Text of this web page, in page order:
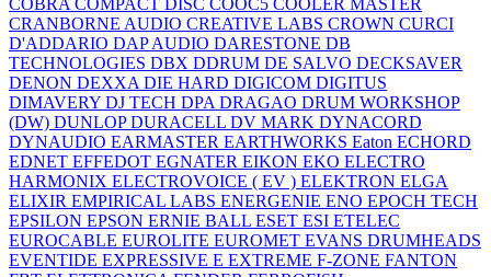
COBRA COMPACT DISC COOC5 COOLER MASTER
CRANBORNE AUDIO CREATIVE LABS CROWN CURCI
D'ADDARIO DAP AUDIO DARESTONE DB
TECHNOLOGIES DBX DDRUM DE SALVO DECKSAVER
DENON DEXXA DIE HARD DIGICOM DIGITUS
DIMAVERY DJ TECH DPA DRAGAO DRUM WORKSHOP
(DW) DUNLOPDURACELL DV MARK DYNACORD
DYNAUDIO EARMASTER EARTHWORKS Eaton ECHORD
EDNET EFFEDOT EGNATER EIKON EKO ELECTRO
HARMONIX ELECTROVOICE ( EV ) ELEKTRON ELGA
ELIXIR EMPIRICAL LABS ENERGENIE ENO EPOCH TECH
EPSILON EPSON ERNIE BALL ESET ESI ETELEC
EUROCABLE EUROLITE EUROMET EVANS DRUMHEADS
EVENTIDE EXPRESSIVE E EXTREME F-ZONE FANTON